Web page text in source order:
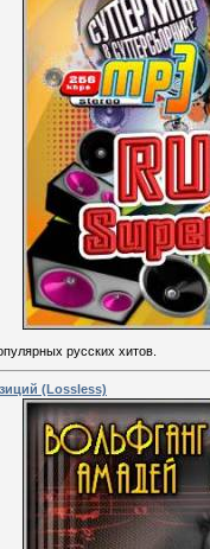
русских хитов.
(Lossless)